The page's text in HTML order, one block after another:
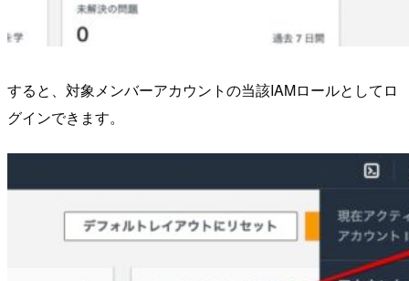
すると、対象メンバーアカウントの当該IAMロールとしてロ
グインできます。